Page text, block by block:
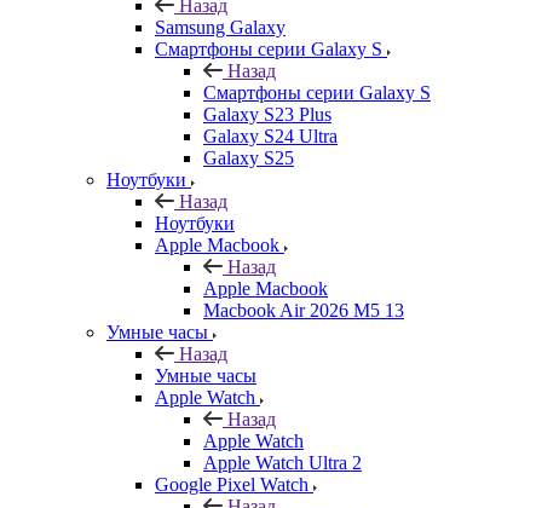
Назад
Samsung Galaxy
Смартфоны серии Galaxy S
Назад
Смартфоны серии Galaxy S
Galaxy S23 Plus
Galaxy S24 Ultra
Galaxy S25
Ноутбуки
Назад
Ноутбуки
Apple Macbook
Назад
Apple Macbook
Macbook Air 2026 M5 13
Умные часы
Назад
Умные часы
Apple Watch
Назад
Apple Watch
Apple Watch Ultra 2
Google Pixel Watch